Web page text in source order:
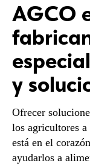
AGCO
y
Ofrecer
los agricultores a
está en el
ayudarlos a